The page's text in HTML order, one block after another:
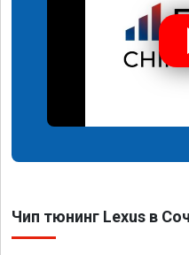
Чип тюнинг Lexus в